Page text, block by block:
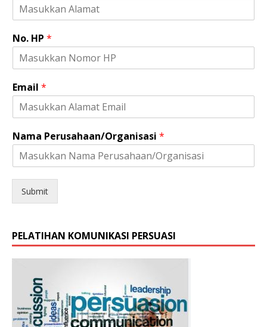
O
g
s
a
N
a
m
a
a
t
No. HP *
Email *
Nama Perusahaan/Organisasi *
Submit
PELATIHAN KOMUNIKASI PERSUASI